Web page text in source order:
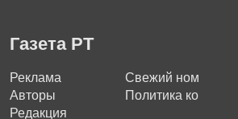
Газета РТ
Реклама
Авторы
Редакция
Свежий номер
Политика